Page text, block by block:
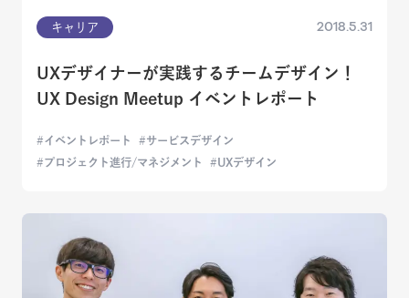
キャリア 2018.5.31
UXデザイナーが実践するチームデザイン！
UX Design Meetup イベントレポート
イベントレポート
サービスデザイン
プロジェクト進行/マネジメント
UXデザイン